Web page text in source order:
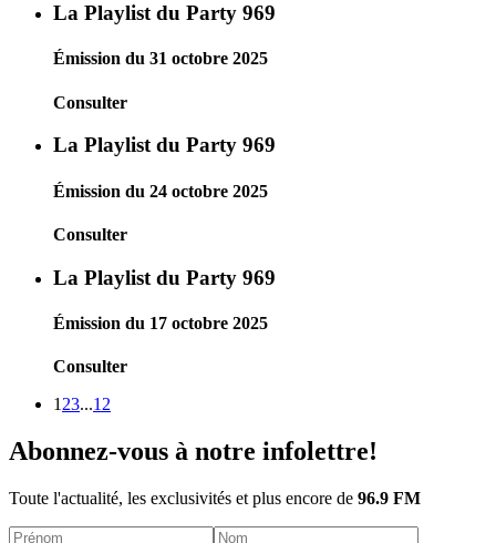
La Playlist du Party 969
Émission du 31 octobre 2025
Consulter
La Playlist du Party 969
Émission du 24 octobre 2025
Consulter
La Playlist du Party 969
Émission du 17 octobre 2025
Consulter
1 23...12
Abonnez-vous à notre infolettre!
Toute l'actualité, les exclusivités et plus encore de 96.9 FM